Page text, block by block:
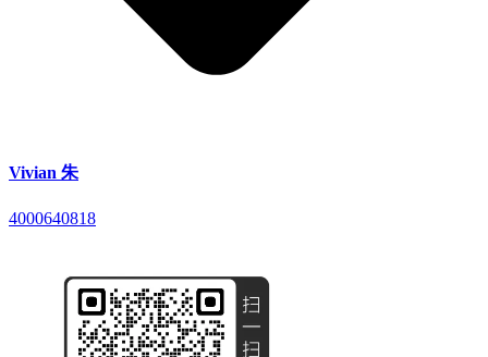
Vivian 朱
4000640818